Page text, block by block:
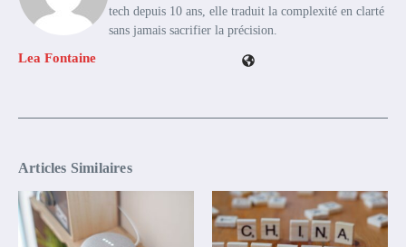
Lea Fontaine
tech depuis 10 ans, elle traduit la complexité en clarté
sans jamais sacrifier la précision.
Articles Similaires